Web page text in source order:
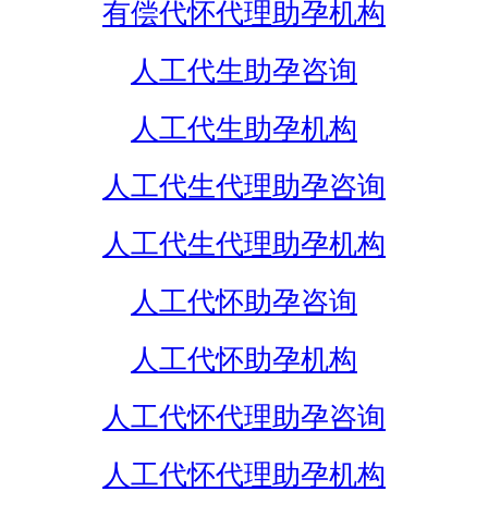
有偿代怀代理助孕机构
人工代生助孕咨询
人工代生助孕机构
人工代生代理助孕咨询
人工代生代理助孕机构
人工代怀助孕咨询
人工代怀助孕机构
人工代怀代理助孕咨询
人工代怀代理助孕机构